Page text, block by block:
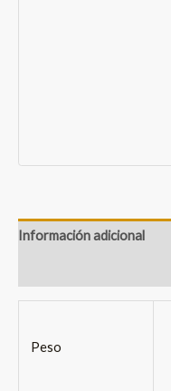
Información adicional
Peso